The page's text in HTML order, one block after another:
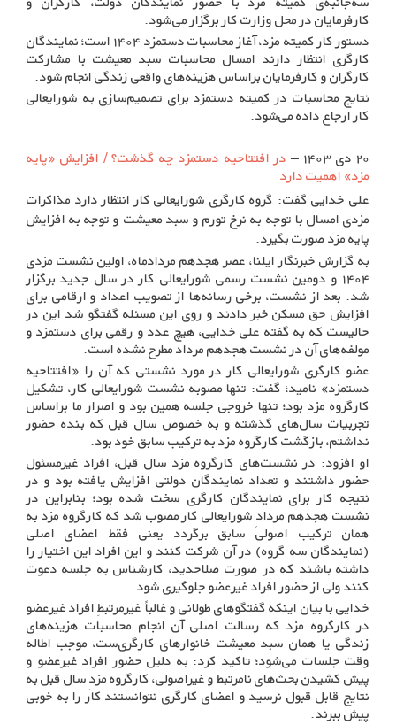
کارفرمایان در محل وزارت کار برگزار می‌شود.
دستور کار کمیته مزد، آغاز محاسبات دستمزد ۱۴۰۴ است؛ نمایندگان
کارگری انتظار دارند امسال محاسبات سبد معیشت با مشارکت
کارگران و کارفرمایان براساس هزینه‌های واقعی زندگی انجام شود.
نتایج محاسبات در کمیته دستمزد برای تصمیم‌سازی به شورایعالی
کار ارجاع داده می‌شود.
۲۰ دی ۱۴۰۳ –
در افتتاحیه دستمزد چه گذشت؟ / افزایش «پایه
مزد» اهمیت دارد
علی خدایی گفت: گروه کارگری شورایعالی کار انتظار دارد مذاکرات
مزدی امسال با توجه به نرخ تورم و سبد معیشت و توجه به افزایش
پایه مزد صورت بگیرد.
به گزارش خبرنگار ایلنا، عصر هجدهم مردادماه، اولین نشست مزدی
۱۴۰۴ و دومین نشست رسمی شورایعالی کار در سال جدید برگزار
شد. بعد از نشست، برخی رسانه‌ها از تصویب اعداد و ارقامی برای
افزایش حق مسکن خبر دادند و روی این مسئله گفتگو شد این در
حالیست که به گفته علی خدایی، هیچ عدد و رقمی برای دستمزد و
مولفه‌های آن در نشست هجدهم مرداد مطرح نشده است.
عضو کارگری شورایعالی کار در مورد نشستی که آن را «افتتاحیه
دستمزد» نامید؛ گفت: تنها مصوبه نشست شورایعالی کار، تشکیل
کارگروه مزد بود؛ تنها خروجی جلسه همین بود و اصرار ما براساس
تجربیات سال‌های گذشته و به خصوص سال قبل که بنده حضور
نداشتم، بازگشت کارگروه مزد به ترکیب سابق خود بود.
او افزود: در نشست‌های کارگروه مزد سال قبل، افراد غیرمسئول
حضور داشتند و تعداد نمایندگان دولتی افزایش یافته بود و در
نتیجه کار برای نمایندگان کارگری سخت شده بود؛ بنابراین در
نشست هجدهم مردادِ شورایعالی کار مصوب شد که کارگروه مزد به
همان ترکیب اصولی سابق برگردد یعنی فقط اعضای اصلی
(نمایندگان سه گروه) در آن شرکت کنند و این افراد این اختیار را
داشته باشند که در صورت صلاحدید، کارشناس به جلسه دعوت
کنند ولی از حضور افراد غیرعضو جلوگیری شود.
خدایی با بیان اینکه گفتگوهای طولانی و غالباً غیرمرتبطِ افراد غیرعضو
در کارگروه مزد که رسالت اصلی آن انجام محاسبات هزینه‌های
زندگی یا همان سبد معیشت خانوارهای کارگری‌ست، موجب اطاله
وقت جلسات می‌شود؛ تاکید کرد: به دلیل حضور افراد غیرعضو و
پیش کشیدن بحث‌های نامرتبط و غیراصولی، کارگروه مزدِ سال قبل به
نتایج قابل قبول نرسید و اعضای کارگری نتوانستند کار را به خوبی
پیش ببرند.